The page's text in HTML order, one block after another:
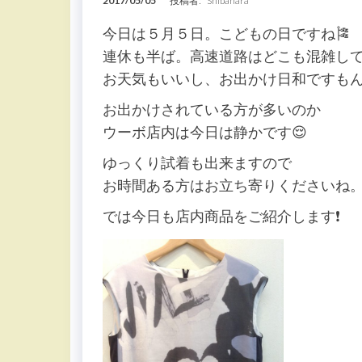
今日は５月５日。こどもの日ですね🎏
連休も半ば。高速道路はどこも混雑し
お天気もいいし、お出かけ日和ですもん
お出かけされている方が多いのか
ウーボ店内は今日は静かです😌
ゆっくり試着も出来ますので
お時間ある方はお立ち寄りくださいね。
では今日も店内商品をご紹介します❗️